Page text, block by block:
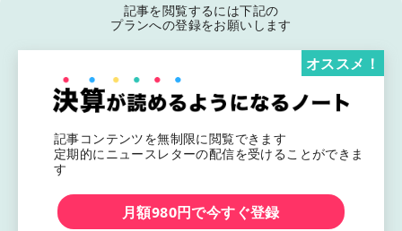
記事を閲覧するには下記の
プランへの登録をお願いします
記事コンテンツを無制限に閲覧できます
定期的にニュースレターの配信を受けることができま
す
オススメ！
月額980円で今すぐ登録